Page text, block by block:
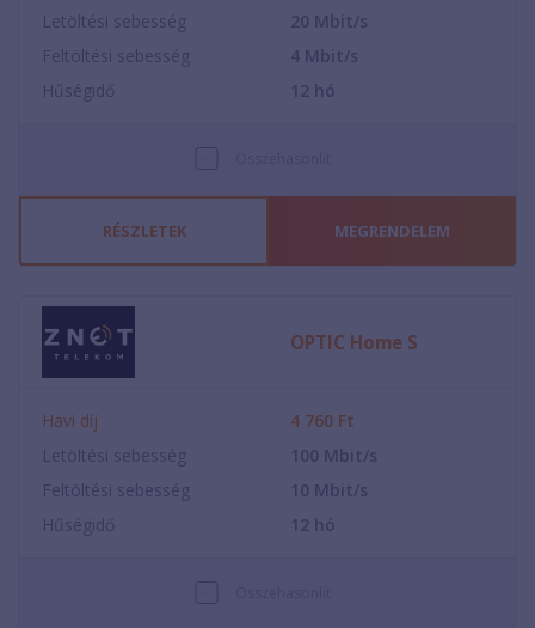
Letöltési sebesség
20 Mbit/s
Feltöltési sebesség
4 Mbit/s
Hűségidő
12 hó
RÉSZLETEK MEGRENDELEM
OPTIC Home S
Havi díj 4 760 Ft
Letöltési sebesség
100 Mbit/s
Feltöltési sebesség
10 Mbit/s
Hűségidő
12 hó